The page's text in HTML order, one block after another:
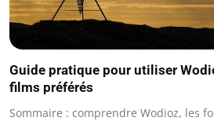
Guide pratique pour utiliser
films préférés
Sommaire : comprendre Wodioz, les